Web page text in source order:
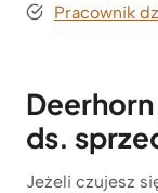
Pracownik
ds.
Jeżeli czujesz